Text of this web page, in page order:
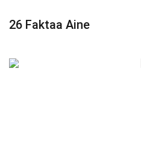
26 Faktaa Aine